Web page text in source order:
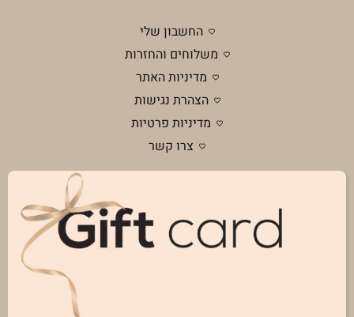
החשבון שלי
משלוחים והחזרות
מדיניות האתר
הצהרת נגישות
מדיניות פרטיות
צרו קשר